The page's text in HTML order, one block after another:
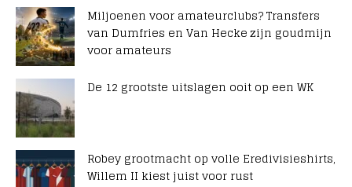
Miljoenen voor amateurclubs? Transfers
van Dumfries en Van Hecke zijn goudmijn
voor amateurs
De 12 grootste uitslagen ooit op een WK
Robey grootmacht op volle Eredivisieshirts,
Willem II kiest juist voor rust